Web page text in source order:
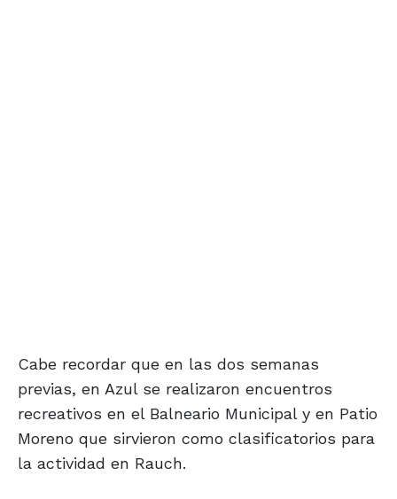
Cabe recordar que en las dos semanas
previas, en Azul se realizaron encuentros
recreativos en el Balneario Municipal y en Patio
Moreno que sirvieron como clasificatorios para
la actividad en Rauch.